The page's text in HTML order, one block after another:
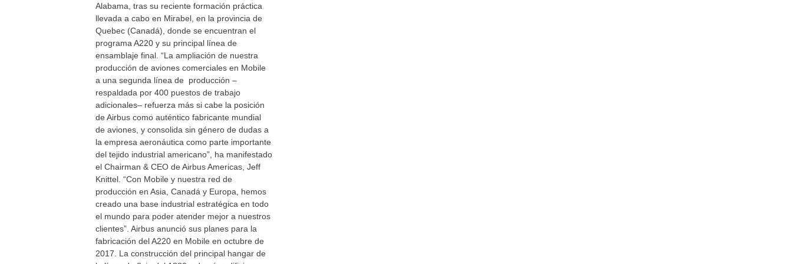
Alabama, tras su reciente formación práctica
llevada a cabo en Mirabel, en la provincia de
Quebec (Canadá), donde se encuentran el
programa A220 y su principal línea de
ensamblaje final. “La ampliación de nuestra
producción de aviones comerciales en Mobile
a una segunda línea de producción –
respaldada por 400 puestos de trabajo
adicionales– refuerza más si cabe la posición
de Airbus como auténtico fabricante mundial
de aviones, y consolida sin género de dudas a
la empresa aeronáutica como parte importante
del tejido industrial americano”, ha manifestado
el Chairman & CEO de Airbus Americas, Jeff
Knittel. “Con Mobile y nuestra red de
producción en Asia, Canadá y Europa, hemos
creado una base industrial estratégica en todo
el mundo para poder atender mejor a nuestros
clientes”. Airbus anunció sus planes para la
fabricación del A220 en Mobile en octubre de
2017. La construcción del principal hangar de